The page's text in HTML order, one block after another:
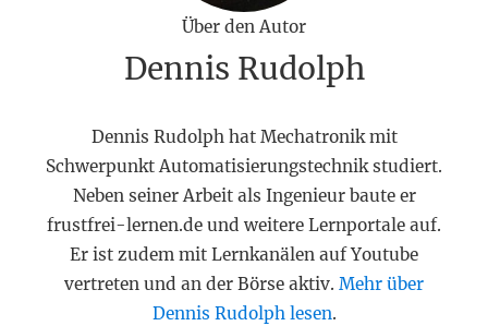
Über den Autor
Dennis Rudolph
Dennis Rudolph hat Mechatronik mit
Schwerpunkt Automatisierungstechnik studiert.
Neben seiner Arbeit als Ingenieur baute er
frustfrei-lernen.de und weitere Lernportale auf.
Er ist zudem mit Lernkanälen auf Youtube
vertreten und an der Börse aktiv. Mehr über
Dennis Rudolph lesen.